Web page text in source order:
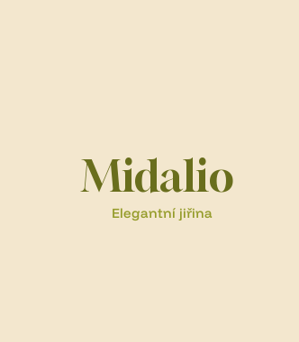
Midalio
Elegantní jiřina